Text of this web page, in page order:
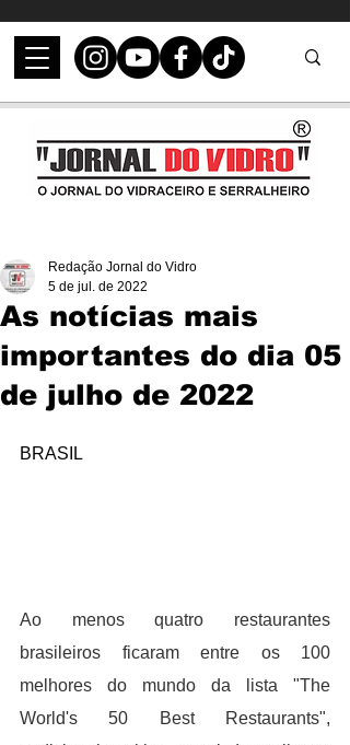
As notícias mais
importantes do dia 05
de julho de 2022
Redação Jornal do Vidro
5 de jul. de 2022
BRASIL
Ao menos quatro restaurantes
brasileiros ficaram entre os 100
melhores do mundo da lista "The
World's 50 Best Restaurants",